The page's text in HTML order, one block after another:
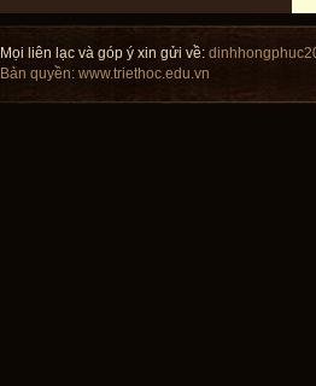
Mọi liên lạc và góp ý xin gửi về:
Bản quyền: www.triethoc.edu.vn